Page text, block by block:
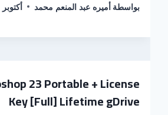
بواسطة أميره عبد المنعم محمد أكتوبر 29, 2025
23 Portable + License
Key [Full] Lifetime gDrive